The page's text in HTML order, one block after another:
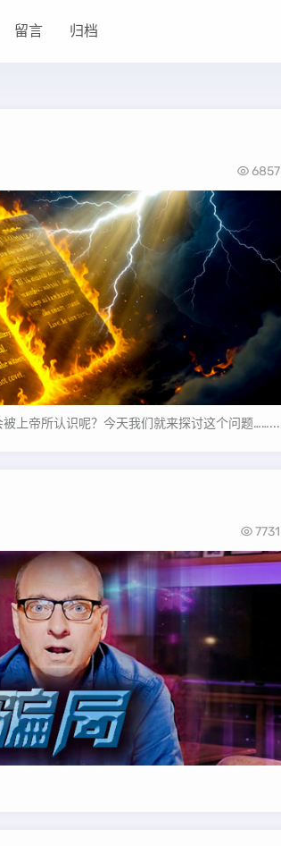
留言 归档
6857
上帝所认识呢？今天我们就来探讨这个问题……...
7731